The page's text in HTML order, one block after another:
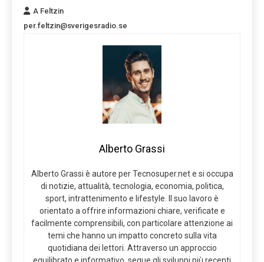
A Feltzin
per.feltzin@sverigesradio.se
Alberto Grassi
Alberto Grassi è autore per Tecnosuper.net e si occupa
di notizie, attualità, tecnologia, economia, politica,
sport, intrattenimento e lifestyle. Il suo lavoro è
orientato a offrire informazioni chiare, verificate e
facilmente comprensibili, con particolare attenzione ai
temi che hanno un impatto concreto sulla vita
quotidiana dei lettori. Attraverso un approccio
equilibrato e informativo, segue gli sviluppi più recenti